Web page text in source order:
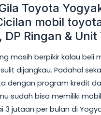
Toyota
mobil
Ringan & Unit
masih berpikir kalau beli
dijangkau. Padahal
dengan program kredit
sudah bisa memiliki
3 jutaan per bulan di